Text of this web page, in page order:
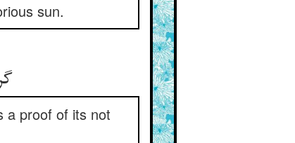
sun.
a proof of its not